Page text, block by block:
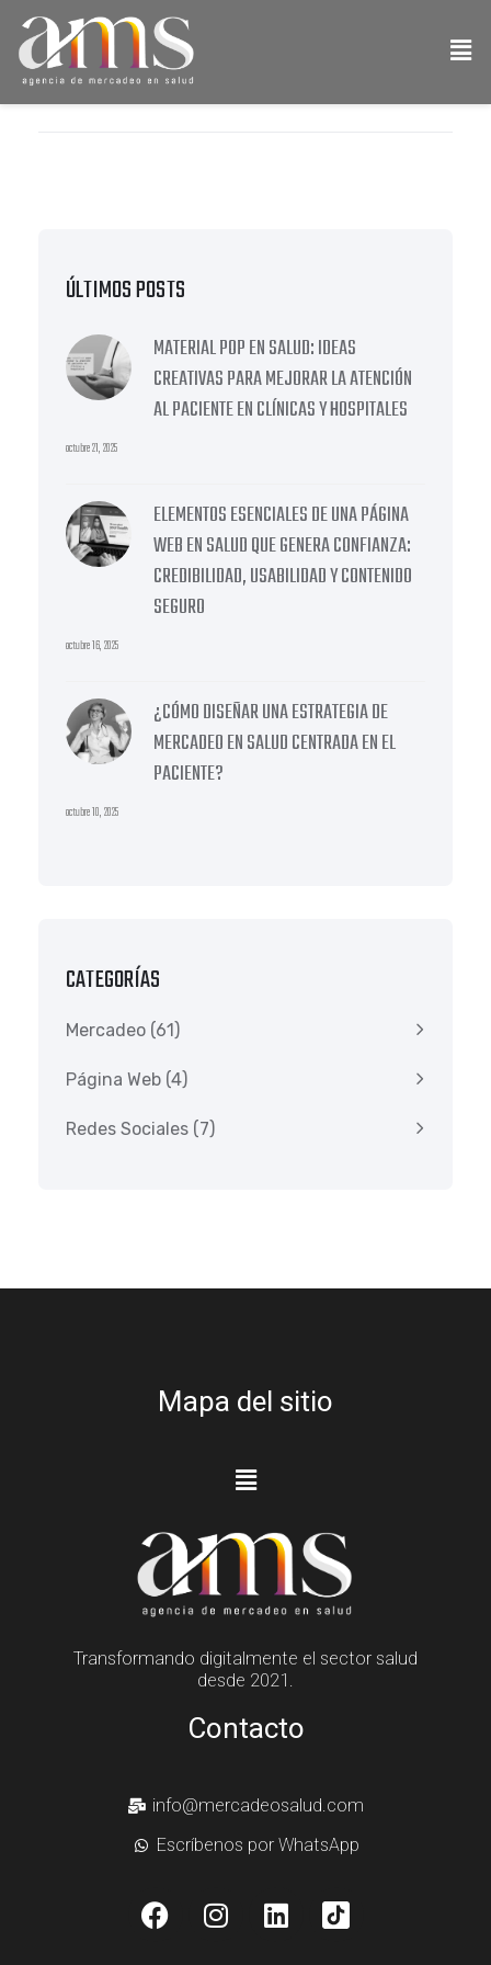
ÚLTIMOS POSTS
MATERIAL POP EN SALUD: IDEAS
CREATIVAS PARA MEJORAR LA ATENCIÓN
AL PACIENTE EN CLÍNICAS Y HOSPITALES
octubre 21, 2025
ELEMENTOS ESENCIALES DE UNA PÁGINA
WEB EN SALUD QUE GENERA CONFIANZA:
CREDIBILIDAD, USABILIDAD Y CONTENIDO
SEGURO
octubre 16, 2025
¿CÓMO DISEÑAR UNA ESTRATEGIA DE
MERCADEO EN SALUD CENTRADA EN EL
PACIENTE?
octubre 10, 2025
CATEGORÍAS
Mercadeo (61)
Página Web (4)
Redes Sociales (7)
Mapa del sitio
Transformando digitalmente el sector salud
desde 2021.
Contacto
info@mercadeosalud.com
Escríbenos por WhatsApp